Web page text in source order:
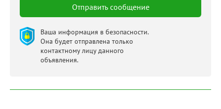
Ваша информация в безопасности.
Она будет отправлена только
контактному лицу данного
объявления.